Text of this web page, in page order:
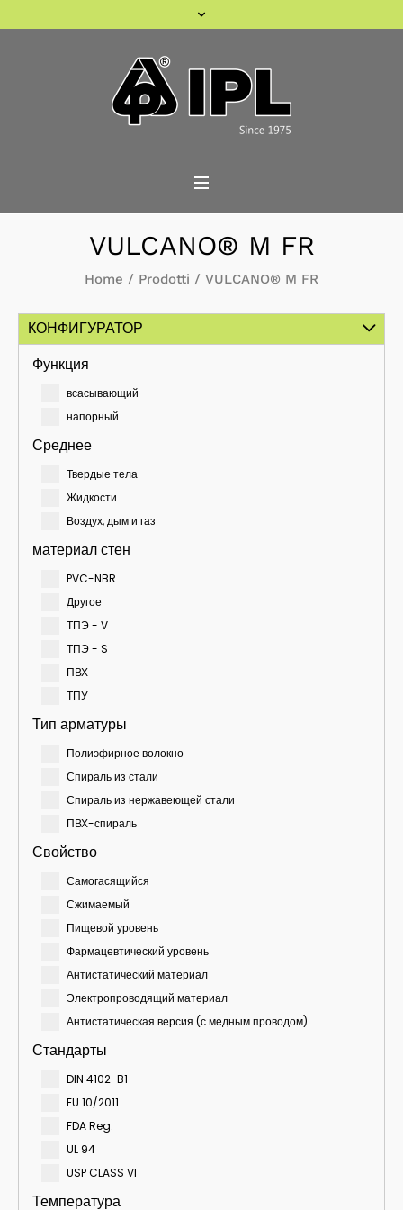
VULCANO® M FR
Home / Prodotti / VULCANO® M FR
КОНФИГУРАТОР
Функция
всасывающий
напорный
Среднее
Твердые тела
Жидкости
Воздух, дым и газ
материал стен
PVC-NBR
Другое
ТПЭ - V
ТПЭ - S
ПВХ
ТПУ
Тип арматуры
Полиэфирное волокно
Спираль из стали
Спираль из нержавеющей стали
ПВХ-спираль
Свойство
Самогасящийся
Сжимаемый
Пищевой уровень
Фармацевтический уровень
Антистатический материал
Электропроводящий материал
Антистатическая версия (с медным проводом)
Стандарты
DIN 4102-B1
EU 10/2011
FDA Reg.
UL 94
USP CLASS VI
Температура